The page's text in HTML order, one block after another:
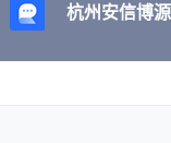
杭州安信博